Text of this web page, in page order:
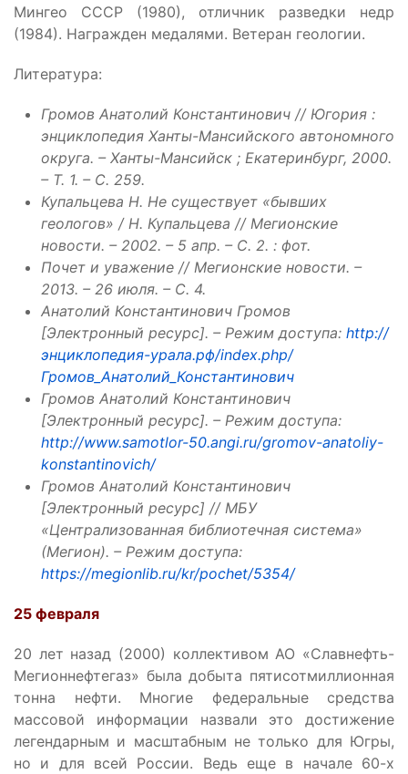
Мингео СССР (1980), отличник разведки недр
(1984). Награжден медалями. Ветеран геологии.
Литература:
Громов Анатолий Константинович // Югория :
энциклопедия Ханты-Мансийского автономного
округа. – Ханты-Мансийск ; Екатеринбург, 2000.
– Т. 1. – С. 259.
Купальцева Н. Не существует «бывших
геологов» / Н. Купальцева // Мегионские
новости. – 2002. – 5 апр. – С. 2. : фот.
Почет и уважение // Мегионские новости. –
2013. – 26 июля. – С. 4.
Анатолий Константинович Громов
[Электронный ресурс]. – Режим доступа: http://
энциклопедия-урала.рф/index.php/
Громов_Анатолий_Константинович
Громов Анатолий Константинович
[Электронный ресурс]. – Режим доступа:
http://www.samotlor-50.angi.ru/gromov-anatoliy-
konstantinovich/
Громов Анатолий Константинович
[Электронный ресурс] // МБУ
«Централизованная библиотечная система»
(Мегион). – Режим доступа:
https://megionlib.ru/kr/pochet/5354/
25 февраля
20 лет назад (2000) коллективом АО «Славнефть-
Мегионнефтегаз» была добыта пятисотмиллионная
тонна нефти. Многие федеральные средства
массовой информации назвали это достижение
легендарным и масштабным не только для Югры,
но и для всей России. Ведь еще в начале 60-х